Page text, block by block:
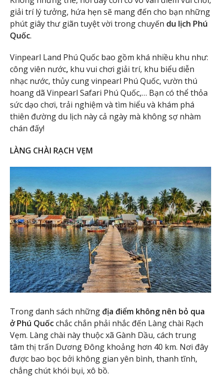
giải trí lý tưởng, hứa hẹn sẽ mang đến cho bạn những
phút giây thư giãn tuyệt vời trong chuyến du lịch Phú
Quốc.
Vinpearl Land Phú Quốc bao gồm khá nhiều khu như:
công viên nước, khu vui chơi giải trí, khu biểu diễn
nhạc nước, thủy cung vinpearl Phú Quốc, vườn thú
hoang dã Vinpearl Safari Phú Quốc,… Bạn có thể thỏa
sức dạo chơi, trải nghiệm và tìm hiểu và khám phá
thiên đường du lịch này cả ngày mà không sợ nhàm
chán đấy!
LÀNG CHÀI RẠCH VẸM
Trong danh sách nhữngđịa điểm không nên bỏ qua
ở Phú Quốcchắc chắn phải nhắc đến Làng chài Rạch
Vẹm. Làng chài này thuộc xã Gành Dầu, cách trung
tâm thị trấn Dương Đông khoảng hơn 40 km. Nơi đây
được bao bọc bởi không gian yên bình, thanh tĩnh,
chẳng chút khói bụi, xô bồ.